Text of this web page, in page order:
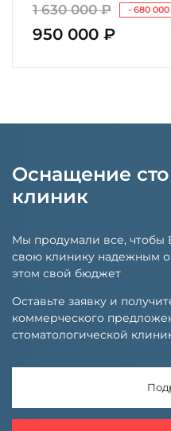
1 630 000 ₽ - 680
950 000 ₽
Оснащение
клиник
Мы продумали все, чтобы
свою клинику надежным
этом свой бюджет
Оставьте заявку и
коммерческого
стоматологической